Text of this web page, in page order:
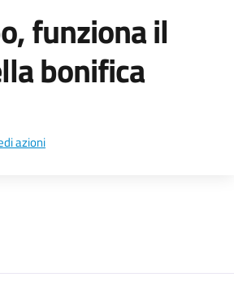
funziona il
bonifica
azioni